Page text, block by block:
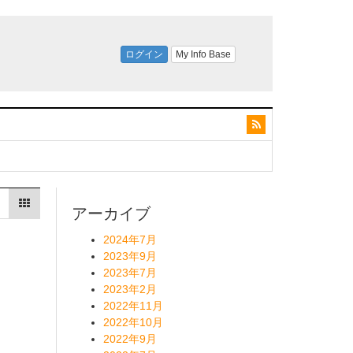
アーカイブ
2024年7月
2023年9月
2023年7月
2023年2月
2022年11月
2022年10月
2022年9月